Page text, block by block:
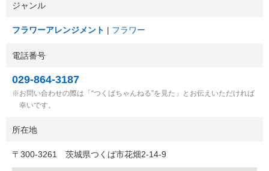
ジャンル
フラワーアレンジメント フラワー
電話番号
029-864-3187
お問い合わせの際は「“つくばちゃんねる”を見た」とお伝えいただければ
幸いです。
所在地
〒 300-3261 茨城県つくば市花畑2-14-9